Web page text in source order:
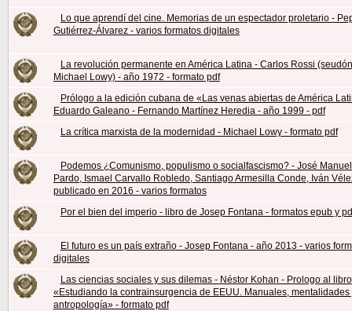
Lo que aprendí del cine. Memorias de un espectador proletario -
Gutiérrez-Álvarez - varios formatos digitales
La revolución permanente en América Latina - Carlos Rossi
Michael Lowy) - año 1972 - formato pdf
Prólogo a la edición cubana de «Las venas abiertas de América
Eduardo Galeano - Fernando Martínez Heredia - año 1999 - pdf
La crítica marxista de la modernidad - Michael Lowy - formato pdf
Podemos ¿Comunismo, populismo o socialfascismo? - José
Pardo, Ismael Carvallo Robledo, Santiago Armesilla Conde, Iván
publicado en 2016 - varios formatos
Por el bien del imperio - libro de Josep Fontana - formatos epub y
El futuro es un país extraño - Josep Fontana - año 2013 - varios
digitales
Las ciencias sociales y sus dilemas - Néstor Kohan - Prologo al libro
«Estudiando la contrainsurgencia de EEUU. Manuales, mentalidades
antropología» - formato pdf